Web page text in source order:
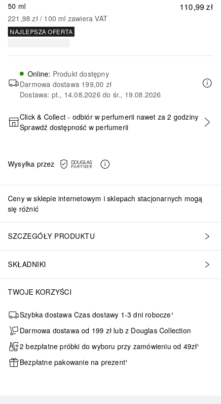
110,99 zł
50 ml
221,98 zł / 100 ml zawiera VAT
NAJLEPSZA OFERTA
Online: Produkt dostępny
Darmowa dostawa 199,00 zł
Dostawa: pt., 14.08.2026 do śr., 19.08.2026
DODAJ DO KOSZYKA
Click & Collect - odbiór w perfumerii nawet za 2 godziny
Sprawdź dostępność w perfumerii
Wysyłka przez
Ceny w sklepie internetowym i sklepach stacjonarnych mogą
się różnić
SZCZEGÓŁY PRODUKTU
SKŁADNIKI
TWOJE KORZYŚCI
Szybka dostawa Czas dostawy 1-3 dni robocze¹
Darmowa dostawa od 199 zł lub z Douglas Collection
2 bezpłatne próbki do wyboru przy zamówieniu od 49zł¹
Bezpłatne pakowanie na prezent¹